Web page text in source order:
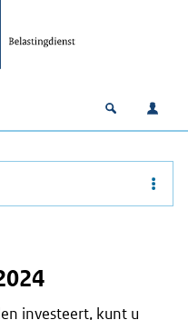
Open
investeert, kunt u